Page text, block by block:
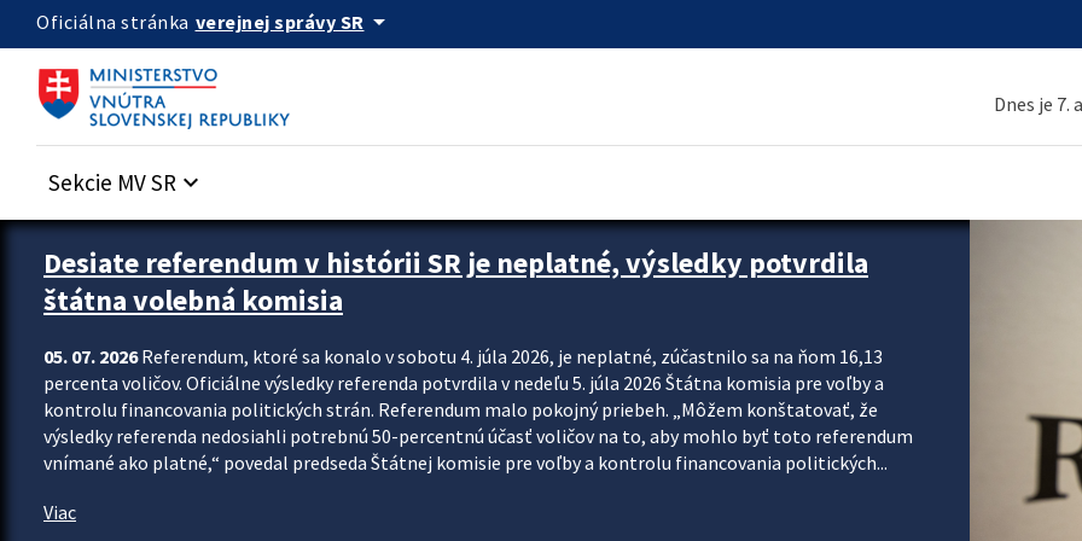
Preskocit na hlavný obsah
Oficiálna stránka verejnej správy SR arrow_drop_down
Dnes je 7.
Sekcie MV SR keyboard_arrow_down
Zastavit automatický posun upútavok
Desiate referendum v histórii SR je neplatné, výsledky potvrdila
štátna volebná komisia
05. 07. 2026Referendum, ktoré sa konalo v sobotu 4. júla 2026, je neplatné, zúčastnilo sa na ňom 16,13
percenta voličov. Oficiálne výsledky referenda potvrdila v nedeľu 5. júla 2026 Štátna komisia pre voľby a
kontrolu financovania politických strán. Referendum malo pokojný priebeh. „Môžem konštatovať, že
výsledky referenda nedosiahli potrebnú 50-percentnú účasť voličov na to, aby mohlo byť toto referendum
vnímané ako platné,“ povedal predseda Štátnej komisie pre voľby a kontrolu financovania politických...
Viac